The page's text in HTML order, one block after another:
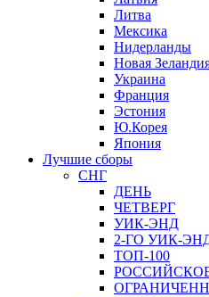
Литва
Мексика
Нидерланды
Новая
Украина
Франция
Эстония
Ю.Корея
Япония
Лучшие сборы
СНГ
ДЕНЬ
ЧЕТВЕРГ
УИК-ЭНД
2-ГО УИК-
ТОП-100